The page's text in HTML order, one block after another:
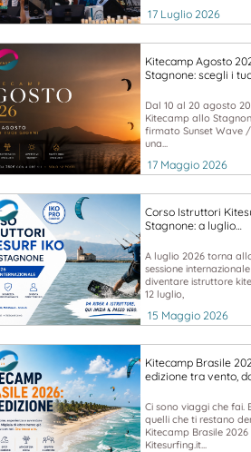
17 Luglio 2026
Kitecamp Agosto
Stagnone: scegli i
Dal 10 al 20 agosto
Kitecamp allo
firmato Sunset Wave /
una...
17 Maggio 2026
Corso Istruttori
Stagnone: a luglio…
A luglio 2026 torna
sessione
diventare istruttore
12 luglio,
15 Maggio 2026
Kitecamp Brasile
edizione tra vento,
Ci sono viaggi che fai.
quelli che ti restano
Kitecamp Brasile
Kitesurfing.it...